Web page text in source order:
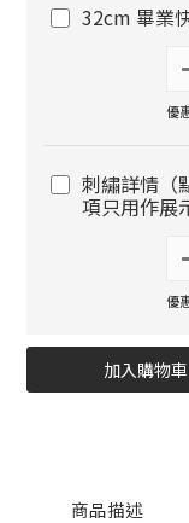
32cm 畢業
優
刺繡詳情（
項只用作展
優
加入購物車
商品描述